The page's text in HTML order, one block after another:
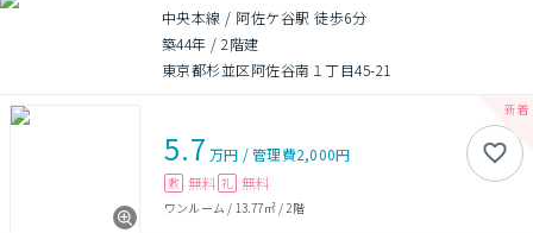
中央本線 / 阿佐ケ谷駅 徒歩6分
築44年 /2階建
東京都杉並区阿佐谷南１丁目45-21
5.7 万円 /管理費2,000円
敷 無料 礼 無料
ワンルーム / 13.77㎡/ 2階